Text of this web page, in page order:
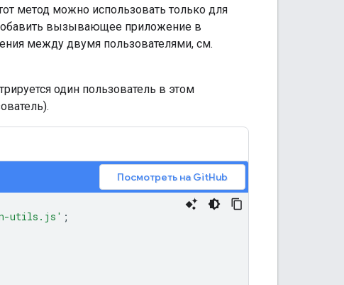
метод можно использовать только для
вызывающее приложение в
между двумя пользователями, см.
один пользователь в этом
Посмотреть на GitHub
utils.js' ;